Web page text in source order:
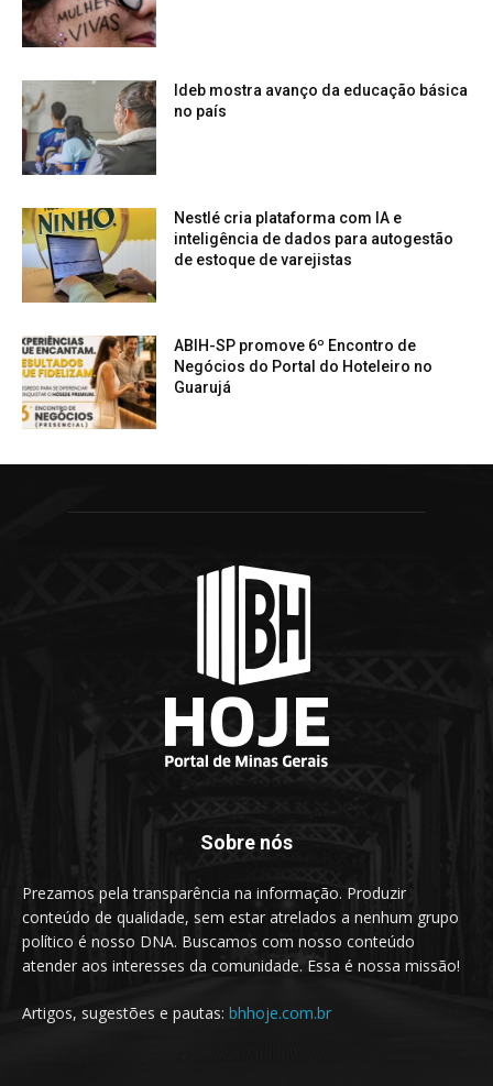
Ideb mostra avanço da educação básica
no país
Nestlé cria plataforma com IA e
inteligência de dados para autogestão
de estoque de varejistas
ABIH-SP promove 6º Encontro de
Negócios do Portal do Hoteleiro no
Guarujá
Sobre nós
Prezamos pela transparência na informação. Produzir
conteúdo de qualidade, sem estar atrelados a nenhum grupo
político é nosso DNA. Buscamos com nosso conteúdo
atender aos interesses da comunidade. Essa é nossa missão!
Artigos, sugestões e pautas: bhhoje.com.br